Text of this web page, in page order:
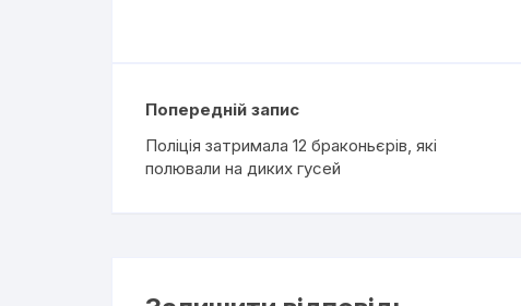
Попередній запис
Поліція затримала 12 браконьєрів, які
полювали на диких гусей